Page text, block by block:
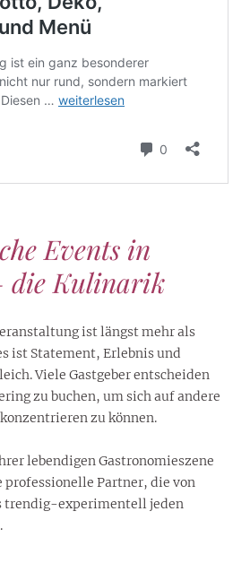
Events in
die Kulinarik
ist längst mehr als
ist Statement, Erlebnis und
Viele Gastgeber entscheiden
zu buchen, um sich auf andere
zu können.
lebendigen Gastronomieszene
Partner, die von
trendig-experimentell jeden